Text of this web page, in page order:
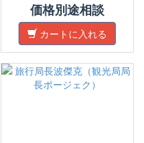
価格別途相談
カートに入れる